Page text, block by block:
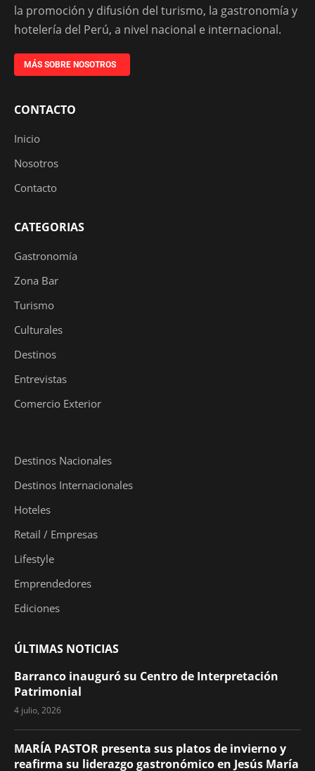
la promoción y difusión del turismo, la gastronomía y
hotelería del Perú, a nivel nacional e internacional.
MÁS SOBRE NOSOTROS
CONTACTO
Inicio
Nosotros
Contacto
CATEGORIAS
Gastronomía
Zona Bar
Turismo
Culturales
Destinos
Entrevistas
Comercio Exterior
Destinos Nacionales
Destinos Internacionales
Hoteles
Retail / Empresas
Lifestyle
Emprendedores
Ediciones
ÚLTIMAS NOTICIAS
Barranco inauguró su Centro de Interpretación
Patrimonial
4 julio, 2026
MARÍA PASTOR presenta sus platos de invierno y
reafirma su liderazgo gastronómico en Jesús María